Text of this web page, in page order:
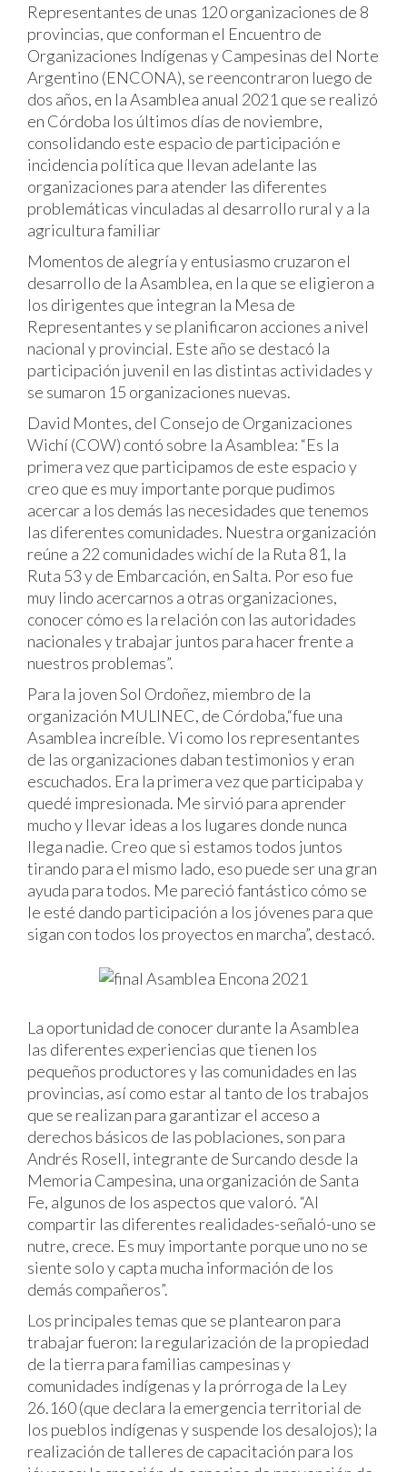
Representantes de unas 120 organizaciones de 8
provincias, que conforman el Encuentro de
Organizaciones Indígenas y Campesinas del Norte
Argentino (ENCONA), se reencontraron luego de
dos años, en la Asamblea anual 2021 que se realizó
en Córdoba los últimos días de noviembre,
consolidando este espacio de participación e
incidencia política que llevan adelante las
organizaciones para atender las diferentes
problemáticas vinculadas al desarrollo rural y a la
agricultura familiar
Momentos de alegría y entusiasmo cruzaron el
desarrollo de la Asamblea, en la que se eligieron a
los dirigentes que integran la Mesa de
Representantes y se planificaron acciones a nivel
nacional y provincial. Este año se destacó la
participación juvenil en las distintas actividades y
se sumaron 15 organizaciones nuevas.
David Montes, del Consejo de Organizaciones
Wichí (COW) contó sobre la Asamblea: “Es la
primera vez que participamos de este espacio y
creo que es muy importante porque pudimos
acercar a los demás las necesidades que tenemos
las diferentes comunidades. Nuestra organización
reúne a 22 comunidades wichí de la Ruta 81, la
Ruta 53 y de Embarcación, en Salta. Por eso fue
muy lindo acercarnos a otras organizaciones,
conocer cómo es la relación con las autoridades
nacionales y trabajar juntos para hacer frente a
nuestros problemas”.
Para la joven Sol Ordoñez, miembro de la
organización MULINEC, de Córdoba,“fue una
Asamblea increíble. Vi como los representantes
de las organizaciones daban testimonios y eran
escuchados. Era la primera vez que participaba y
quedé impresionada. Me sirvió para aprender
mucho y llevar ideas a los lugares donde nunca
llega nadie. Creo que si estamos todos juntos
tirando para el mismo lado, eso puede ser una gran
ayuda para todos. Me pareció fantástico cómo se
le esté dando participación a los jóvenes para que
sigan con todos los proyectos en marcha”, destacó.
La oportunidad de conocer durante la Asamblea
las diferentes experiencias que tienen los
pequeños productores y las comunidades en las
provincias, así como estar al tanto de los trabajos
que se realizan para garantizar el acceso a
derechos básicos de las poblaciones, son para
Andrés Rosell, integrante de Surcando desde la
Memoria Campesina, una organización de Santa
Fe, algunos de los aspectos que valoró. “Al
compartir las diferentes realidades-señaló-uno se
nutre, crece. Es muy importante porque uno no se
siente solo y capta mucha información de los
demás compañeros”.
Los principales temas que se plantearon para
trabajar fueron: la regularización de la propiedad
de la tierra para familias campesinas y
comunidades indígenas y la prórroga de la Ley
26.160 (que declara la emergencia territorial de
los pueblos indígenas y suspende los desalojos); la
realización de talleres de capacitación para los